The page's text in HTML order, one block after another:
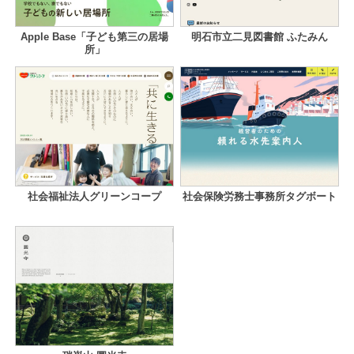
Apple Base「子ども第三の居場
所」
明石市立二見図書館 ふたみん
社会福祉法人グリーンコープ 社会保険労務士事務所タグボート